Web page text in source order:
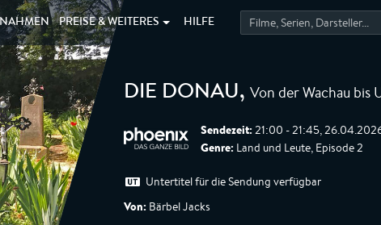
PREISE &WEITERES HILFE
DIE DONAU, Von der Wachau bis
Sendezeit: 21:00 - 21:45,
Genre: Land und Leute, Episode 2
Untertitel für die Sendung verfügbar
Von: Bärbel Jacks